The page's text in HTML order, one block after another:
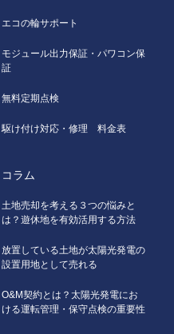
エコの輪サポート
モジュール出力保証・パワコン保
証
無料定期点検
駆け付け対応・修理 料金表
コラム
土地売却を考える３つの悩みと
は？遊休地を有効活用する方法
放置している土地が太陽光発電の
設置用地として売れる
O&M契約とは？太陽光発電にお
ける運転管理・保守点検の重要性